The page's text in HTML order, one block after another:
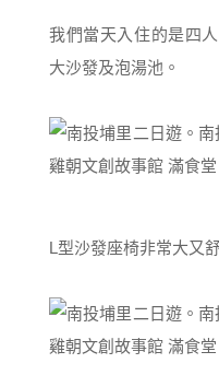
我們當天入住的是四
大沙發及泡湯池。
L型沙發座椅非常大又